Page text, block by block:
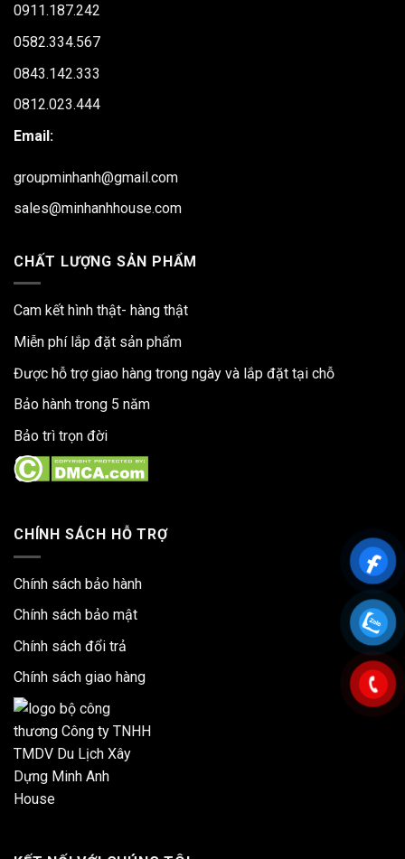
0911.187.242
0582.334.567
0843.142.333
0812.023.444
Email:
groupminhanh@gmail.com
sales@minhanhhouse.com
CHẤT LƯỢNG SẢN PHẨM
Cam kết hình thật- hàng thật
Miễn phí lắp đặt sản phẩm
Được hỗ trợ giao hàng trong ngày và lắp đặt tại chỗ
Bảo hành trong 5 năm
Bảo trì trọn đời
CHÍNH SÁCH HỖ TRỢ
Chính sách bảo hành
Chính sách bảo mật
Chính sách đổi trả
Chính sách giao hàng